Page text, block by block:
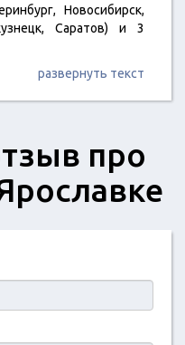
Новосибирск,
Саратов) и 3
развернуть текст
про